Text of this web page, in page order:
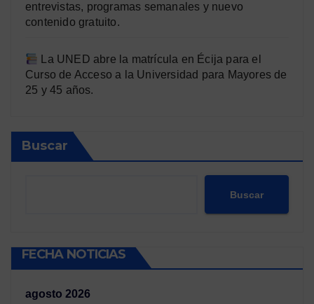
entrevistas, programas semanales y nuevo
contenido gratuito.
La UNED abre la matrícula en Écija para el
Curso de Acceso a la Universidad para Mayores de
25 y 45 años.
Buscar
Buscar
FECHA NOTICIAS
agosto 2026